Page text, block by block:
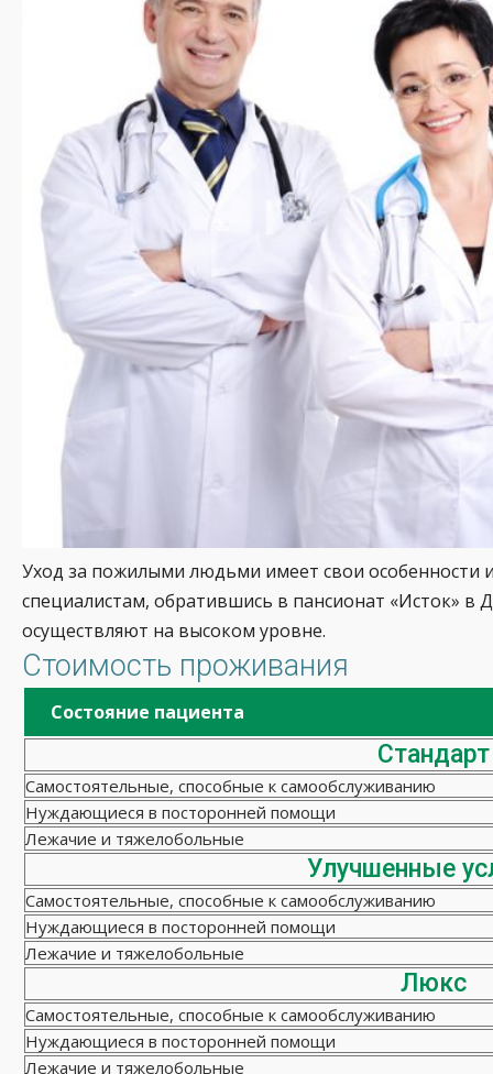
Уход за пожилыми людьми имеет свои особенности
специалистам, обратившись в пансионат «Исток»
осуществляют на высоком уровне.
Стоимость проживания
Состояние пациента
Стандарт
Самостоятельные, способные к самообслуживанию
Нуждающиеся в посторонней помощи
Лежачие и тяжелобольные
Улучшенные
Самостоятельные, способные к самообслуживанию
Нуждающиеся в посторонней помощи
Лежачие и тяжелобольные
Люкс
Самостоятельные, способные к самообслуживанию
Нуждающиеся в посторонней помощи
Лежачие и тяжелобольные